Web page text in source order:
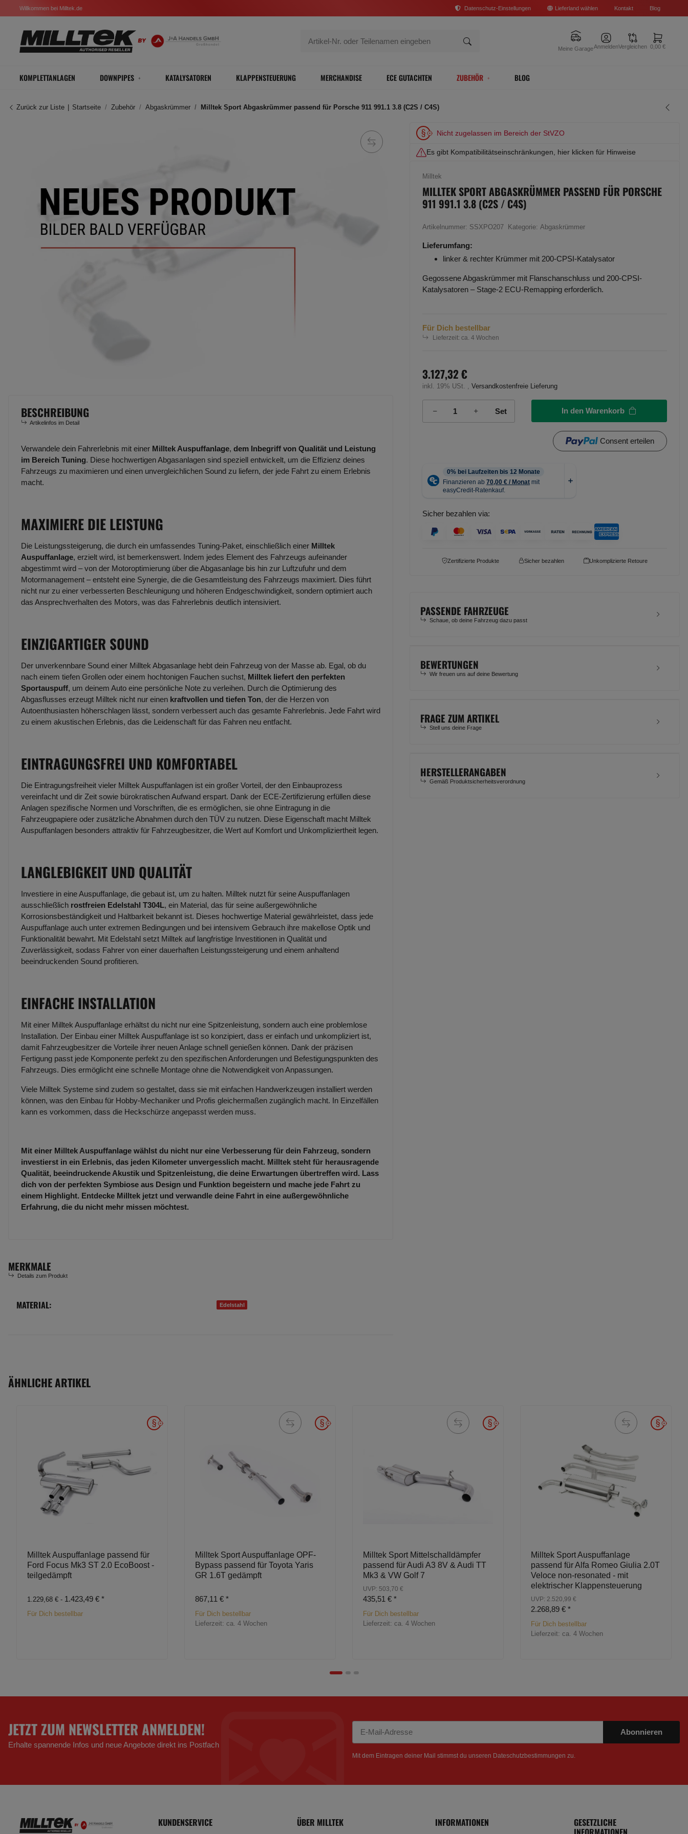
Willkommen bei Milltek.de Datenschutz-Einstellungen Lieferland wählen Kontakt Blog
Meine GarageAnmeldenVergleichen 0,00 €
KOMPLETTANLAGEN DOWNPIPES KATALYSATOREN KLAPPENSTEUERUNG MERCHANDISE ECE GUTACHTEN ZUBEHÖR BLOG
Zurück zur Liste Startseite Zubehör Abgaskrümmer Milltek Sport Abgaskrümmer passend für Porsche 911 991.1 3.8 (C2S / C4S)
Nicht zugelassen im Bereich der StVZO
Es gibt Kompatibilitätseinschränkungen, hier klicken für Hinweise
Milltek
MILLTEK SPORT ABGASKRÜMMER PASSEND FÜR PORSCHE
911 991.1 3.8 (C2S / C4S)
Artikelnummer: SSXPO207 Kategorie: Abgaskrümmer
Lieferumfang:
linker & rechter Krümmer mit 200-CPSI-Katalysator
Gegossene Abgaskrümmer mit Flanschanschluss und 200-CPSI-
Katalysatoren – Stage-2 ECU-Remapping erforderlich.
Für Dich bestellbar
Lieferzeit: ca. 4 Wochen
3.127,32 €
inkl. 19% USt. , Versandkostenfreie Lieferung
Set In den Warenkorb
Consent erteilen
Sicher bezahlen via:
Zertifizierte Produkte Sicher bezahlen Unkomplizierte Retoure
PASSENDE FAHRZEUGE
Schaue, ob deine Fahrzeug dazu passt
BEWERTUNGEN
Wir freuen uns auf deine Bewertung
FRAGE ZUM ARTIKEL
Stell uns deine Frage
HERSTELLERANGABEN
Gemäß Produktsicherheitsverordnung
BESCHREIBUNG
Artikelinfos im Detail
Verwandele dein Fahrerlebnis mit einer Milltek Auspuffanlage, dem Inbegriff von Qualität und Leistung
im Bereich Tuning. Diese hochwertigen Abgasanlagen sind speziell entwickelt, um die Effizienz deines
Fahrzeugs zu maximieren und einen unvergleichlichen Sound zu liefern, der jede Fahrt zu einem Erlebnis
macht.
MAXIMIERE DIE LEISTUNG
Die Leistungssteigerung, die durch ein umfassendes Tuning-Paket, einschließlich einer Milltek
Auspuffanlage, erzielt wird, ist bemerkenswert. Indem jedes Element des Fahrzeugs aufeinander
abgestimmt wird – von der Motoroptimierung über die Abgasanlage bis hin zur Luftzufuhr und dem
Motormanagement – entsteht eine Synergie, die die Gesamtleistung des Fahrzeugs maximiert. Dies führt
nicht nur zu einer verbesserten Beschleunigung und höheren Endgeschwindigkeit, sondern optimiert auch
das Ansprechverhalten des Motors, was das Fahrerlebnis deutlich intensiviert.
EINZIGARTIGER SOUND
Der unverkennbare Sound einer Milltek Abgasanlage hebt dein Fahrzeug von der Masse ab. Egal, ob du
nach einem tiefen Grollen oder einem hochtonigen Fauchen suchst, Milltek liefert den perfekten
Sportauspuff, um deinem Auto eine persönliche Note zu verleihen. Durch die Optimierung des
Abgasflusses erzeugt Milltek nicht nur einen kraftvollen und tiefen Ton, der die Herzen von
Autoenthusiasten höherschlagen lässt, sondern verbessert auch das gesamte Fahrerlebnis. Jede Fahrt wird
zu einem akustischen Erlebnis, das die Leidenschaft für das Fahren neu entfacht.
EINTRAGUNGSFREI UND KOMFORTABEL
Die Eintragungsfreiheit vieler Milltek Auspuffanlagen ist ein großer Vorteil, der den Einbauprozess
vereinfacht und dir Zeit sowie bürokratischen Aufwand erspart. Dank der ECE-Zertifizierung erfüllen diese
Anlagen spezifische Normen und Vorschriften, die es ermöglichen, sie ohne Eintragung in die
Fahrzeugpapiere oder zusätzliche Abnahmen durch den TÜV zu nutzen. Diese Eigenschaft macht Milltek
Auspuffanlagen besonders attraktiv für Fahrzeugbesitzer, die Wert auf Komfort und Unkompliziertheit legen.
LANGLEBIGKEIT UND QUALITÄT
Investiere in eine Auspuffanlage, die gebaut ist, um zu halten. Milltek nutzt für seine Auspuffanlagen
ausschließlich rostfreien Edelstahl T304L, ein Material, das für seine außergewöhnliche
Korrosionsbeständigkeit und Haltbarkeit bekannt ist. Dieses hochwertige Material gewährleistet, dass jede
Auspuffanlage auch unter extremen Bedingungen und bei intensivem Gebrauch ihre makellose Optik und
Funktionalität bewahrt. Mit Edelstahl setzt Milltek auf langfristige Investitionen in Qualität und
Zuverlässigkeit, sodass Fahrer von einer dauerhaften Leistungssteigerung und einem anhaltend
beeindruckenden Sound profitieren.
EINFACHE INSTALLATION
Mit einer Milltek Auspuffanlage erhältst du nicht nur eine Spitzenleistung, sondern auch eine problemlose
Installation. Der Einbau einer Milltek Auspuffanlage ist so konzipiert, dass er einfach und unkompliziert ist,
damit Fahrzeugbesitzer die Vorteile ihrer neuen Anlage schnell genießen können. Dank der präzisen
Fertigung passt jede Komponente perfekt zu den spezifischen Anforderungen und Befestigungspunkten des
Fahrzeugs. Dies ermöglicht eine schnelle Montage ohne die Notwendigkeit von Anpassungen.
Viele Milltek Systeme sind zudem so gestaltet, dass sie mit einfachen Handwerkzeugen installiert werden
können, was den Einbau für Hobby-Mechaniker und Profis gleichermaßen zugänglich macht. In Einzelfällen
kann es vorkommen, dass die Heckschürze angepasst werden muss.
Mit einer Milltek Auspuffanlage wählst du nicht nur eine Verbesserung für dein Fahrzeug, sondern
investierst in ein Erlebnis, das jeden Kilometer unvergesslich macht. Milltek steht für herausragende
Qualität, beeindruckende Akustik und Spitzenleistung, die deine Erwartungen übertreffen wird. Lass
dich von der perfekten Symbiose aus Design und Funktion begeistern und mache jede Fahrt zu
einem Highlight. Entdecke Milltek jetzt und verwandle deine Fahrt in eine außergewöhnliche
Erfahrung, die du nicht mehr missen möchtest.
MERKMALE
Details zum Produkt
Produkteigenschaft
Wert
MATERIAL: Edelstahl
ÄHNLICHE ARTIKEL
Milltek Auspuffanlage passend für
Ford Focus Mk3 ST 2.0 EcoBoost -
teilgedämpft
1.229,68 € - 1.423,49 € *
Für Dich bestellbar
Milltek Sport Auspuffanlage OPF-
Bypass passend für Toyota Yaris
GR 1.6T gedämpft
867,11 € *
Für Dich bestellbar
Lieferzeit: ca. 4 Wochen
Milltek Sport Mittelschalldämpfer
passend für Audi A3 8V & Audi TT
Mk3 & VW Golf 7
UVP: 503,70 €
435,51 € *
Für Dich bestellbar
Lieferzeit: ca. 4 Wochen
Milltek Sport Auspuffanlage
passend für Alfa Romeo Giulia 2.0T
Veloce non-resonated - mit
elektrischer Klappensteuerung
UVP: 2.520,99 €
2.268,89 € *
Für Dich bestellbar
Lieferzeit: ca. 4 Wochen
JETZT ZUM NEWSLETTER ANMELDEN!
Erhalte spannende Infos und neue Angebote direkt ins Postfach
Abonnieren
Mit dem Eintragen deiner Mail stimmst du unseren Dateschutzbestimmungen zu.
KUNDENSERVICE ÜBER MILLTEK INFORMATIONEN GESETZLICHE